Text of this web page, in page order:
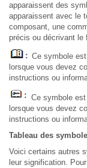
apparaissent des
apparaissent avec le
composant, une
précis ou décrivant le
Ce symbole
lorsque vous devez
instructions ou
Ce symbole
lorsque vous devez
instructions ou
Tableau des
Voici certains autres
leur signification.